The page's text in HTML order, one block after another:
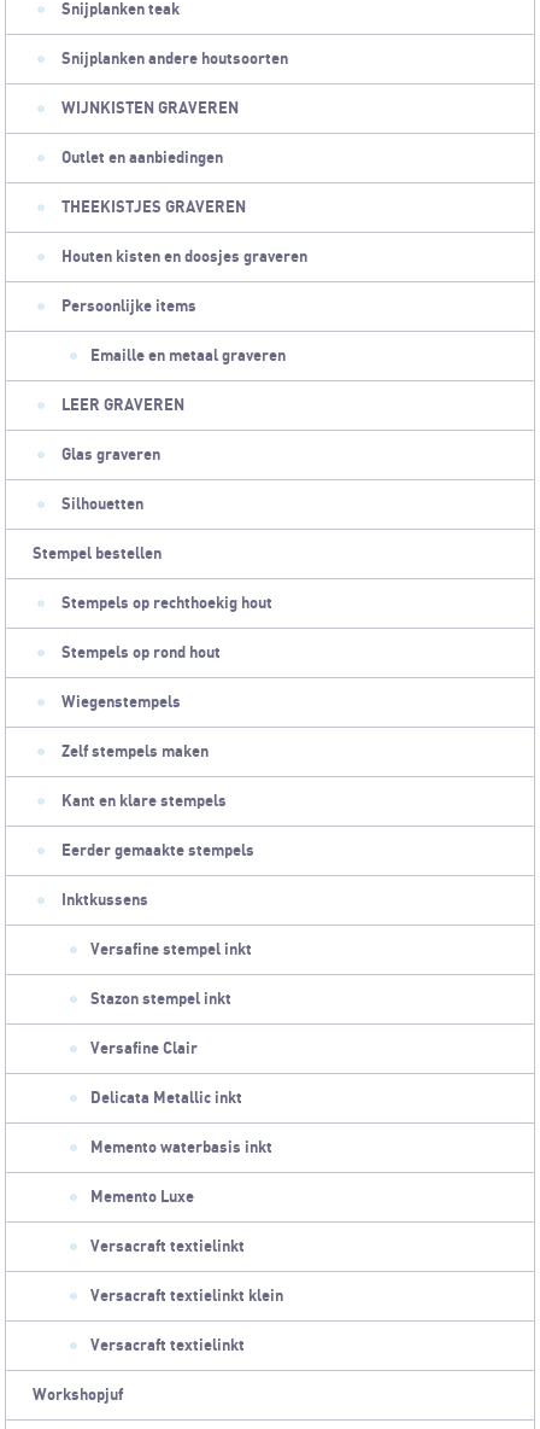
Snijplanken teak
Snijplanken andere houtsoorten
WIJNKISTEN GRAVEREN
Outlet en aanbiedingen
THEEKISTJES GRAVEREN
Houten kisten en doosjes graveren
Persoonlijke items
Emaille en metaal graveren
LEER GRAVEREN
Glas graveren
Silhouetten
Stempel bestellen
Stempels op rechthoekig hout
Stempels op rond hout
Wiegenstempels
Zelf stempels maken
Kant en klare stempels
Eerder gemaakte stempels
Inktkussens
Versafine stempel inkt
Stazon stempel inkt
Versafine Clair
Delicata Metallic inkt
Memento waterbasis inkt
Memento Luxe
Versacraft textielinkt
Versacraft textielinkt klein
Versacraft textielinkt
Workshopjuf